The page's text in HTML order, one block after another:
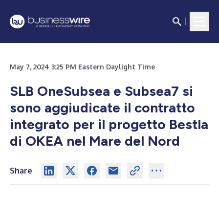
May 7, 2024 3:25 PM Eastern Daylight Time
SLB OneSubsea e Subsea7 si
sono aggiudicate il contratto
integrato per il progetto Bestla
di OKEA nel Mare del Nord
Share